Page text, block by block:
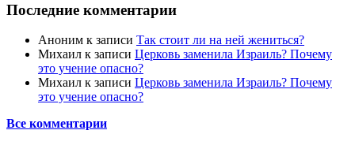
Последние комментарии
Аноним к записи Так стоит ли на ней жениться?
Михаил к записи Церковь заменила Израиль? Почему
это учение опасно?
Михаил к записи Церковь заменила Израиль? Почему
это учение опасно?
Все комментарии